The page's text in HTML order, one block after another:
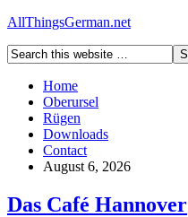
AllThingsGerman.net
Home
Oberursel
Rügen
Downloads
Contact
August 6, 2026
Das Café Hannover